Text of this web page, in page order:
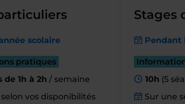
scolaire
pratiques
de 1h à 2h / semaine
vos disponibilités
Stages
Pendant
10h (5
Sur une